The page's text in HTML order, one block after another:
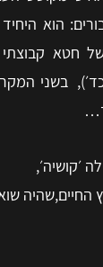
הוא
חטא
בשני
׳קושיה׳,